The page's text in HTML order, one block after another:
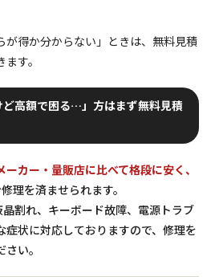
が得か分からない」ときは、無料見積
す。
高額で困る…」方はまず無料見積
ーカー・量販店に比べて格段に安く、
理を済ませられます。
割れ、キーボード故障、電源トラブ
状に対応しておりますので、修理を
い。